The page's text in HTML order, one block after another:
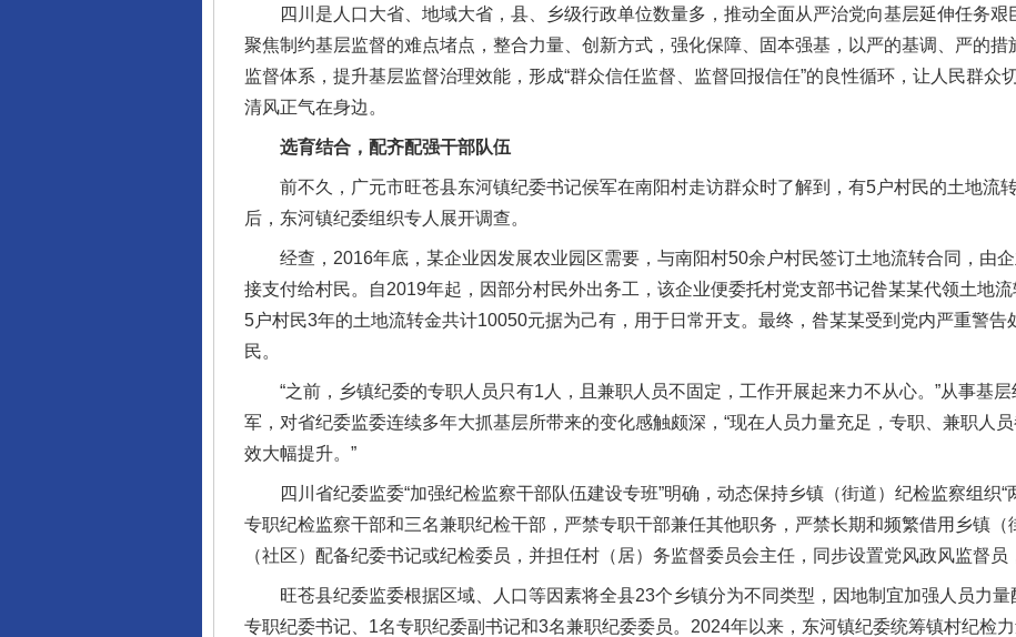
四川是人口大省、地域大省，县、乡级行政单位数量多，推动全面从严治党向基层延伸任务艰
聚焦制约基层监督的难点堵点，整合力量、创新方式，强化保障、固本强基，以严的基调、严的
监督体系，提升基层监督治理效能，形成“群众信任监督、监督回报信任”的良性循环，让人民群众
清风正气在身边。
选育结合，配齐配强干部队伍
前不久，广元市旺苍县东河镇纪委书记侯军在南阳村走访群众时了解到，有5户村民的土地流
后，东河镇纪委组织专人展开调查。
经查，2016年底，某企业因发展农业园区需要，与南阳村50余户村民签订土地流转合同，由
接支付给村民。自2019年起，因部分村民外出务工，该企业便委托村党支部书记昝某某代领土地
5户村民3年的土地流转金共计10050元据为己有，用于日常开支。最终，昝某某受到党内严重警告
民。
“之前，乡镇纪委的专职人员只有1人，且兼职人员不固定，工作开展起来力不从心。”从事基层
军，对省纪委监委连续多年大抓基层所带来的变化感触颇深，“现在人员力量充足，专职、兼职人
效大幅提升。”
四川省纪委监委“加强纪检监察干部队伍建设专班”明确，动态保持乡镇（街道）纪检监察组织“
专职纪检监察干部和三名兼职纪检干部，严禁专职干部兼任其他职务，严禁长期和频繁借用乡镇
（社区）配备纪委书记或纪检委员，并担任村（居）务监督委员会主任，同步设置党风政风监督员
旺苍县纪委监委根据区域、人口等因素将全县23个乡镇分为不同类型，因地制宜加强人员力量
专职纪委书记、1名专职纪委副书记和3名兼职纪委委员。2024年以来，东河镇纪委统筹镇村纪检